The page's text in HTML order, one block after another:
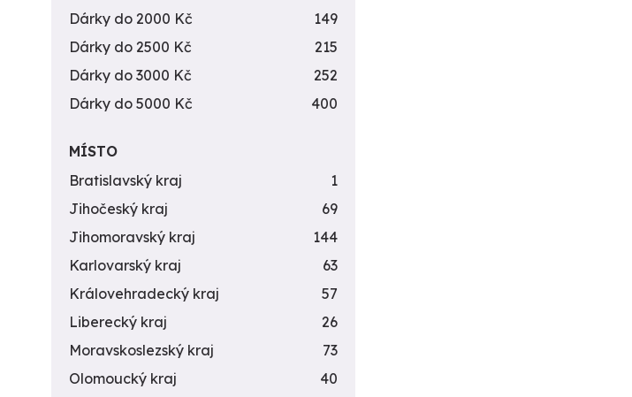
Dárky do 2000 Kč
149
Dárky do 2500 Kč
215
Dárky do 3000 Kč
252
Dárky do 5000 Kč
400
MÍSTO
Bratislavský kraj
1
Jihočeský kraj
69
Jihomoravský kraj
144
Karlovarský kraj
63
Královehradecký kraj
57
Liberecký kraj
26
Moravskoslezský kraj
73
Olomoucký kraj
40